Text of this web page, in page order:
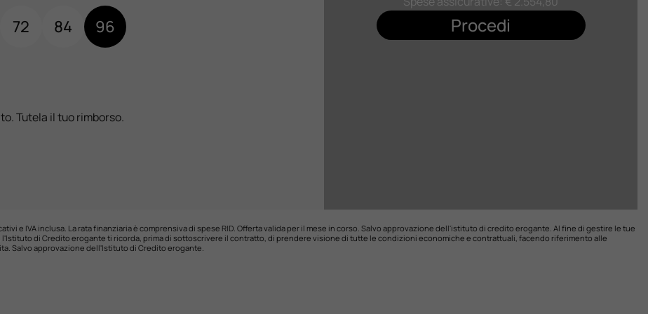
72 84 96
Tutela il tuo rimborso.
Procedi
e IVA inclusa. La rata finanziaria è comprensiva di spese RID. Offerta valida per il mese in corso. Salvo approvazione dell'istituto di credito erogante. Al fine di gestire le tue
di Credito erogante ti ricorda, prima di sottoscrivere il contratto, di prendere visione di tutte le condizioni economiche e contrattuali, facendo riferimento alle
Salvo approvazione dell'Istituto di Credito erogante.